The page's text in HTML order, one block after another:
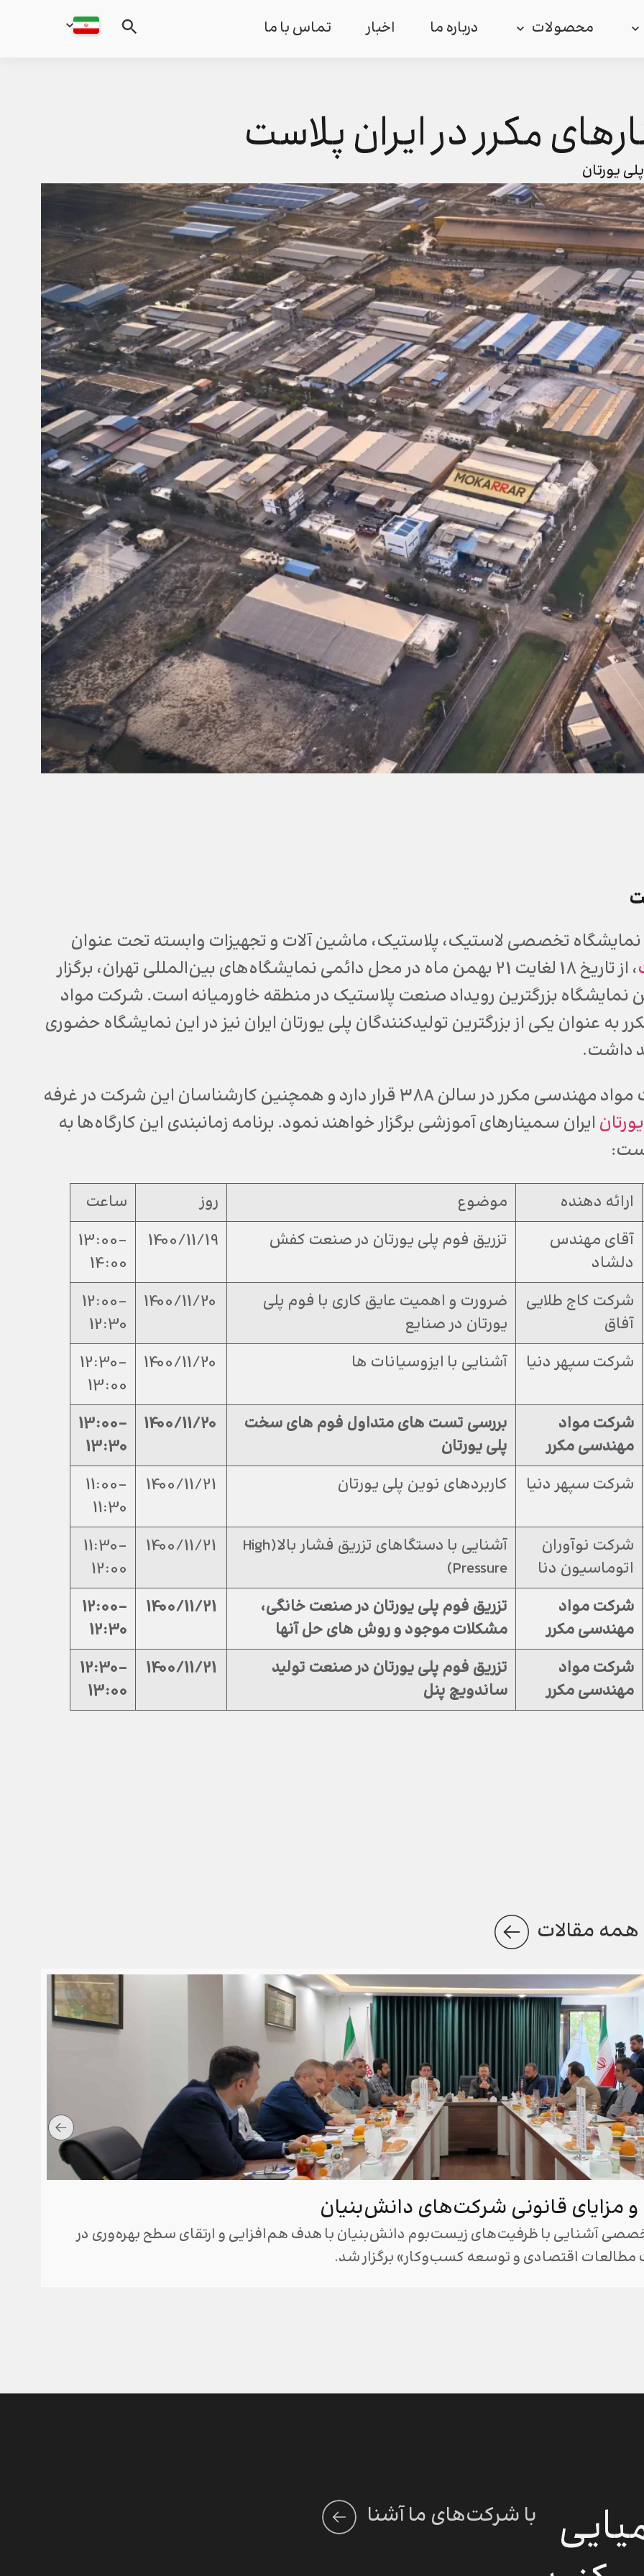
محصولات درباره ما اخبار تماس با ما
مکرر در ایران پلاست
پلی یورتان
نمایشگاه تخصصی لاستیک، پلاستیک، ماشین آلات و تجهیزات وابسته تحت عنوان
، از تاریخ 18 لغایت 21 بهمن ماه در محل دائمی نمایشگاه‌های بین‌المللی تهران، برگزار
نمایشگاه بزرگترین رویداد صنعت پلاستیک در منطقه خاورمیانه است. شرکت مواد
به عنوان یکی از بزرگترین تولیدکنندگان پلی یورتان ایران نیز در این نمایشگاه حضوری
داشت.
غرفه شرکت مواد مهندسی مکرر در سالن 38A قرار دارد و همچنین کارشناسان این شرکت در غرفه
ایران سمینارهای آموزشی برگزار خواهند نمود. برنامه زمانبندی این کارگاه‌ها به
ارائه دهنده موضوع روز
ساعت
آقای مهندس
دلشاد
تزریق فوم پلی یورتان در صنعت کفش 1400/11/19
13:00-
14:00
شرکت کاج طلایی
آفاق
ضرورت و اهمیت عایق کاری با فوم پلی
یورتان در صنایع
12:00-
12:30
شرکت سپهر دنیا آشنایی با ایزوسیانات ها
12:30-
13:00
شرکت مواد
مهندسی مکرر
بررسی تست های متداول فوم های سخت
پلی یورتان
13:00-
13:30
شرکت سپهر دنیا کاربردهای نوین پلی یورتان
11:00-
11:30
شرکت نوآوران
اتوماسیون دنا
آشنایی با دستگاهای تزریق فشار بالا(High
Pressure)
11:30-
12:00
شرکت مواد
مهندسی مکرر
تزریق فوم پلی یورتان در صنعت خانگی،
مشکلات موجود و روش های حل آنها
12:00-
12:30
شرکت مواد
مهندسی مکرر
تزریق فوم پلی یورتان در صنعت تولید
ساندویچ پنل
12:30-
13:00
مقالات
و مزایای قانونی شرکت‌های دانش‌بنیان
آشنایی با ظرفیت‌های زیست‌بوم دانش‌بنیان با هدف هم‌افزایی و ارتقای سطح بهره‌وری در
اقتصادی و توسعه کسب‌وکار» برگزار شد.
با شرکت‌های ما آشنا